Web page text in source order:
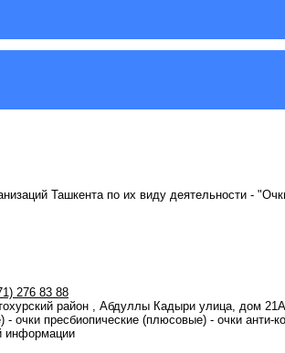
Ташкента по их виду деятельности -
276 83 88
район , Абдуллы Кадыри улица, дом
очки пресбиопические (плюсовые) - очки анти-
информации